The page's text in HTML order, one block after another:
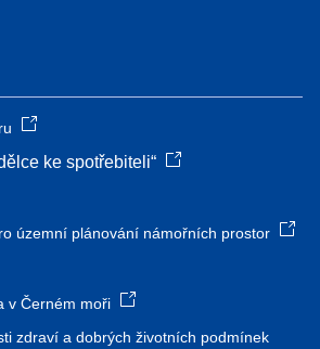
ke spotřebiteli“
územní plánování námořních prostor
v Černém moři
zdraví a dobrých životních podmínek